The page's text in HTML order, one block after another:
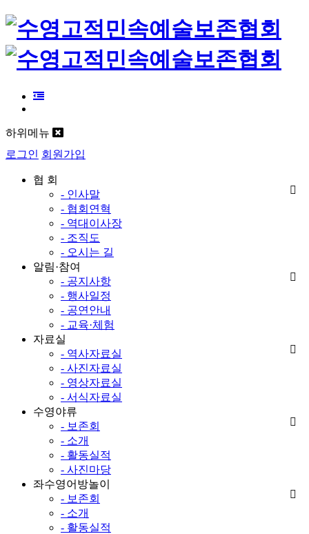
하위메뉴
로그인 회원가입
협 회
- 인사말
- 협회연혁
- 역대이사장
- 조직도
- 오시는 길
알림·참여
- 공지사항
- 행사일정
- 공연안내
- 교육·체험
자료실
- 역사자료실
- 사진자료실
- 영상자료실
- 서식자료실
수영야류
- 보존회
- 소개
- 활동실적
- 사진마당
좌수영어방놀이
- 보존회
- 소개
- 활동실적